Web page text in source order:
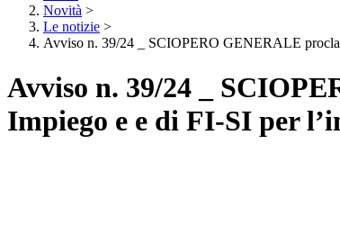
Novità >
Le notizie >
Avviso n. 39/24 _ SCIOPERO GENERALE
Avviso n. 39/24 _
Impiego e e di FI-SI per